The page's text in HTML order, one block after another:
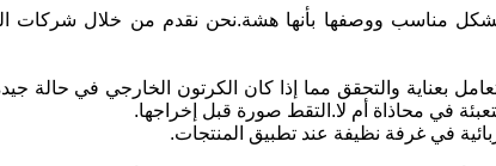
بشكل مناسب ووصفها بأنها هشة.نحن نقدم من خلال شركات
بعناية والتحقق مما إذا كان الكرتون الخارجي في حالة
في محاذاة أم لا.التقط صورة قبل إخراجها.
في غرفة نظيفة عند تطبيق المنتجات.